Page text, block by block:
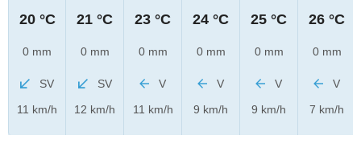
20 °C
0 mm
SV
11 km/h
21 °C
0 mm
SV
12 km/h
23 °C
0 mm
V
11 km/h
24 °C
0 mm
V
9 km/h
25 °C
0 mm
V
9 km/h
26 °C
0 mm
V
7 km/h